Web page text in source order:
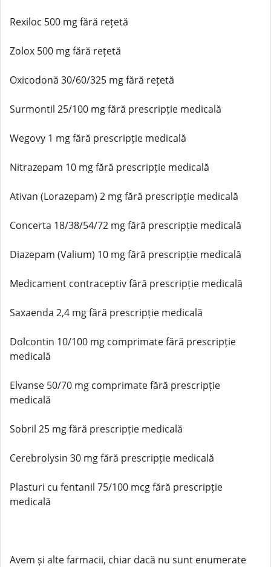
Rexiloc 500 mg fără rețetă
Zolox 500 mg fără rețetă
Oxicodonă 30/60/325 mg fără rețetă
Surmontil 25/100 mg fără prescripție medicală
Wegovy 1 mg fără prescripție medicală
Nitrazepam 10 mg fără prescripție medicală
Ativan (Lorazepam) 2 mg fără prescripție medicală
Concerta 18/38/54/72 mg fără prescripție medicală
Diazepam (Valium) 10 mg fără prescripție medicală
Medicament contraceptiv fără prescripție medicală
Saxaenda 2,4 mg fără prescripție medicală
Dolcontin 10/100 mg comprimate fără prescripție
medicală
Elvanse 50/70 mg comprimate fără prescripție
medicală
Sobril 25 mg fără prescripție medicală
Cerebrolysin 30 mg fără prescripție medicală
Plasturi cu fentanil 75/100 mcg fără prescripție
medicală
Avem și alte farmacii, chiar dacă nu sunt enumerate